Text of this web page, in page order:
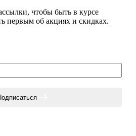
чтобы быть в курсе
первым об акциях и скидках.